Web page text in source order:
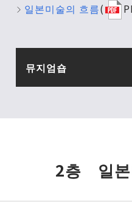
일본미술의 흐름(
뮤지엄숍
2층 일본